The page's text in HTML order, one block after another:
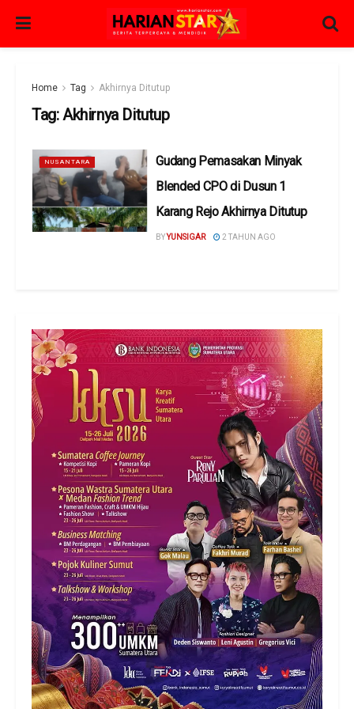
Home Tag Akhirnya Ditutup
Tag:Akhirnya Ditutup
NUSANTARA
Gudang Pemasakan Minyak
Blended CPO di Dusun 1
Karang Rejo Akhirnya Ditutup
BYYUNSIGAR 2 TAHUN AGO